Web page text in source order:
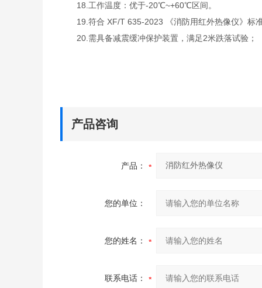
18.工作温度：优于-20℃~+60℃区间。
19.符合 XF/T 635-2023 《消防用红外热像仪》标
20.需具备减震缓冲保护装置，满足2米跌落试验；
产品咨询
产品：
您的单位：
您的姓名：
联系电话：